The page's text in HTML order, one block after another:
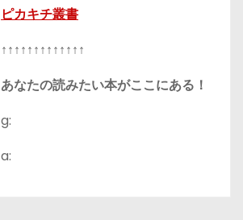
ピカキチ叢書
↑↑↑↑↑↑↑↑↑↑↑↑↑
あなたの読みたい本がここにある！
g:
a: